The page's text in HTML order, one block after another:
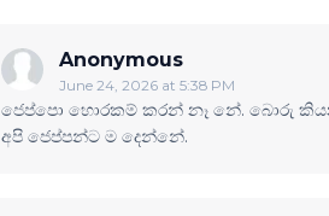
Anonymous
June 24, 2026 at 5:38 PM
ජෙප්පො හොරකම් කරන් නෑ නේ. බොරු
අපි ජෙප්පන්ට ම දෙන්නේ.